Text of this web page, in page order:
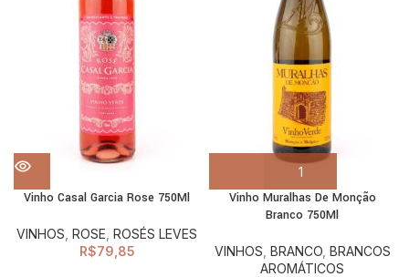
Vinho Casal Garcia Rose 750Ml
VINHOS ROSE ROSÉS LEVES
R$79,85
Vinho Muralhas De Monção
Branco 750Ml
VINHOS BRANCO, BRANCOS
AROMÁTICOS